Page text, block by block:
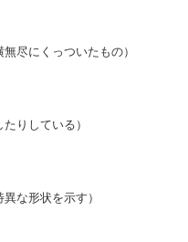
尽にくっついたもの）
りしている）
な形状を示す）